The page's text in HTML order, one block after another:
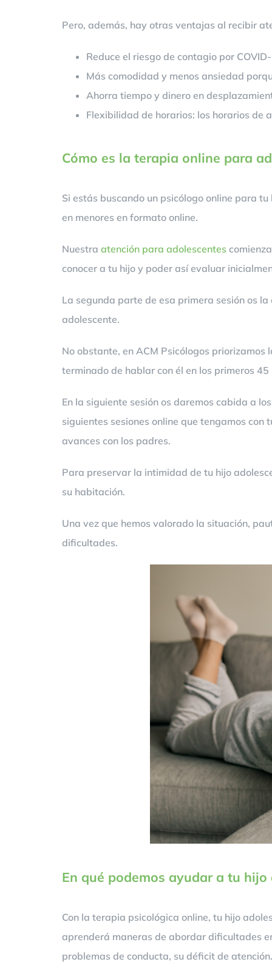
Pero, además, hay otras ventajas al recibir
Reduce el riesgo de contagio por
Más comodidad y menos ansiedad
Ahorra tiempo y dinero en
Flexibilidad de horarios: los horarios de
Cómo es la terapia online para
Si estás buscando un psicólogo online para
en menores en formato online.
Nuestra atención para adolescentes
conocer a tu hijo y poder así evaluar
La segunda parte de esa primera sesión os
adolescente.
No obstante, en ACM Psicólogos priorizamos
terminado de hablar con él en los primeros
En la siguiente sesión os daremos cabida a
siguientes sesiones online que tengamos
avances con los padres.
Para preservar la intimidad de tu hijo
su habitación.
Una vez que hemos valorado la situación,
dificultades.
En qué podemos ayudar a tu hijo
Con la terapia psicológica online, tu hijo
aprenderá maneras de abordar dificultades
problemas de conducta, su déficit de